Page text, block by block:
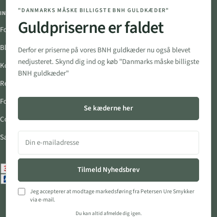
"DANMARKS MÅSKE BILLIGSTE BNH GULDKÆDER"
Guldpriserne er faldet
Derfor er priserne på vores BNH guldkæder nu også blevet
nedjusteret. Skynd dig ind og køb "Danmarks måske billigste
BNH guldkæder"
Se kæderne her
Tilmeld Nyhedsbrev
Jeg accepterer at modtage markedsføring fra Petersen Ure Smykker
via e-mail.
Du kan altid afmelde dig igen.
INFORMATION
Fortryd Aftale
Blog
Kontakt
Returportal
Fortrydelsesret
Cookie- og privatlivspolitik
Salgs- og leveringsbetingelser
FØLG OS